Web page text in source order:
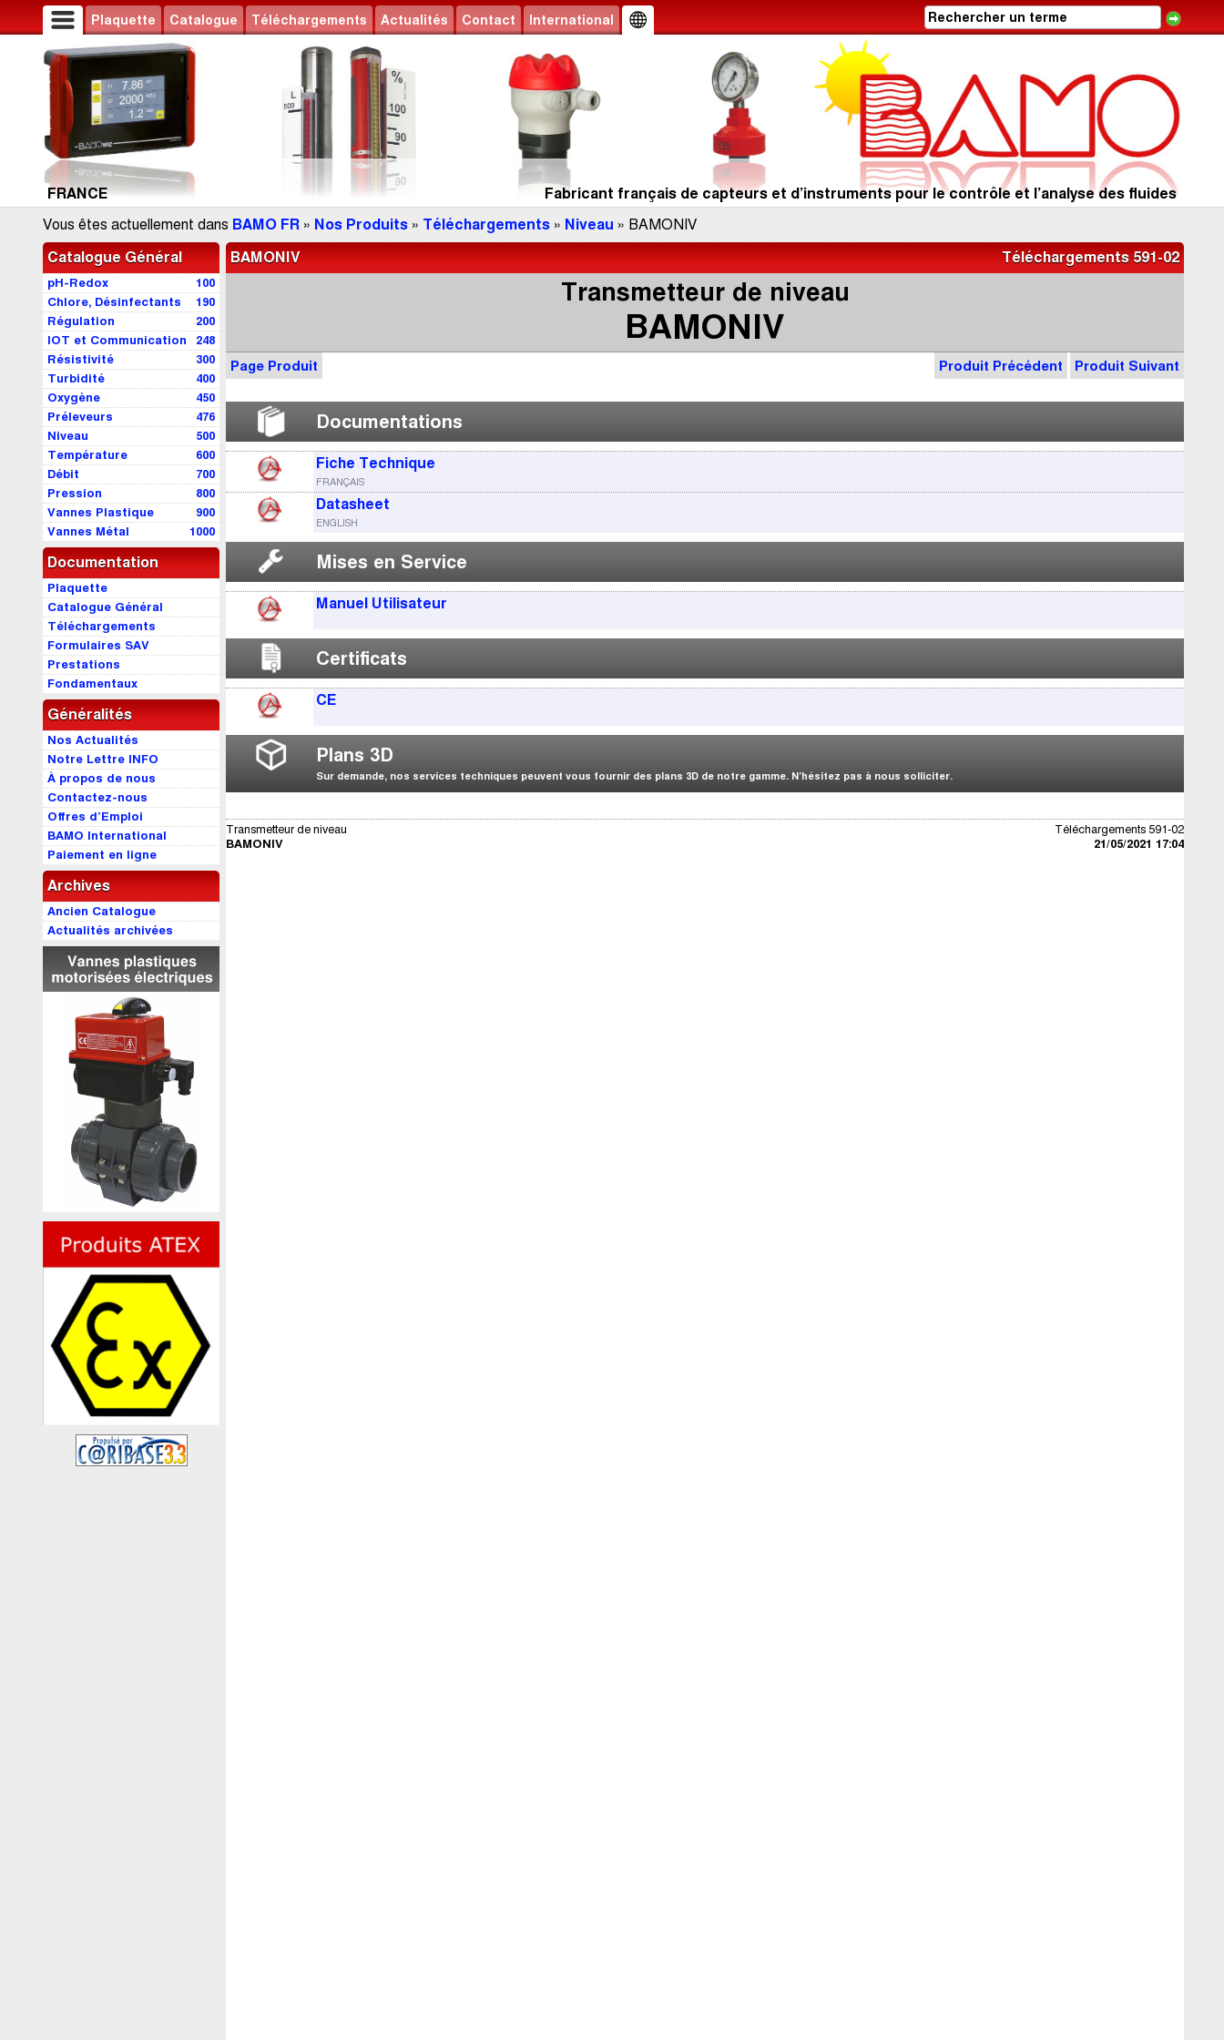
Plaquette Catalogue Téléchargements Actualités Contact International
FRANCE
Fabricant français de capteurs et d’instruments pour le contrôle et l’analyse des fluides
Vous êtes actuellement dans BAMO FR » Nos Produits » Téléchargements » Niveau » BAMONIV
Catalogue Général
100
pH-Redox
190
Chlore, Désinfectants
200
Régulation
248
IOT et Communication
300
Résistivité
400
Turbidité
450
Oxygène
476
Préleveurs
500
Niveau
600
Température
700
Débit
800
Pression
900
Vannes Plastique
1000
Vannes Métal
Documentation
Plaquette
Catalogue Général
Téléchargements
Formulaires SAV
Prestations
Fondamentaux
Généralités
Nos Actualités
Notre Lettre INFO
À propos de nous
Contactez-nous
Offres d’Emploi
BAMO International
Paiement en ligne
Archives
Ancien Catalogue
Actualités archivées
Téléchargements 591-02
BAMONIV
Transmetteur de niveau
BAMONIV
Produit Précédent Produit Suivant
Page Produit
Documentations
Fiche Technique
FRANÇAIS
Datasheet
ENGLISH
Mises en Service
Manuel Utilisateur
Certificats
CE
Plans 3D
Sur demande, nos services techniques peuvent vous fournir des plans 3D de notre gamme. N’hésitez pas à nous solliciter.
Téléchargements 591-02
21/05/2021 17:04
Transmetteur de niveau
BAMONIV